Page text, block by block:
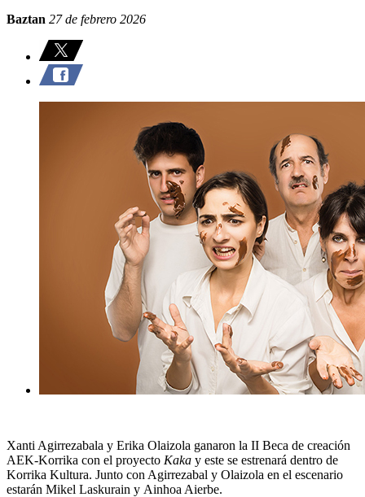
Baztan 27 de febrero 2026
Xanti Agirrezabala y Erika Olaizola ganaron la II Beca de creación
AEK-Korrika con el proyecto Kaka y este se estrenará dentro de
Korrika Kultura. Junto con Agirrezabal y Olaizola en el escenario
estarán Mikel Laskurain y Ainhoa Aierbe.